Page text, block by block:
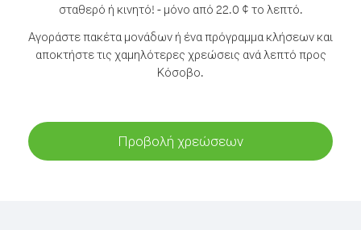
σταθερό ή κινητό! - μόνο από 22.0 ¢ το λεπτό.
Αγοράστε πακέτα μονάδων ή ένα πρόγραμμα κλήσεων και
αποκτήστε τις χαμηλότερες χρεώσεις ανά λεπτό προς
Κόσοβο.
Προβολή χρεώσεων